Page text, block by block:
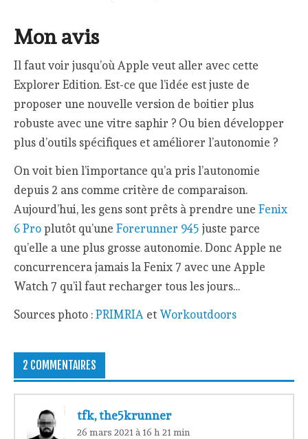
Mon avis
Il faut voir jusqu’où Apple veut aller avec cette
Explorer Edition. Est-ce que l’idée est juste de
proposer une nouvelle version de boitier plus
robuste avec une vitre saphir ? Ou bien développer
plus d’outils spécifiques et améliorer l’autonomie ?
On voit bien l’importance qu’a pris l’autonomie
depuis 2 ans comme critère de comparaison.
Aujourd’hui, les gens sont prêts à prendre uneFenix
6 Pro plutôt qu’uneForerunner 945 juste parce
qu’elle a une plus grosse autonomie. Donc Apple ne
concurrencera jamais la Fenix 7 avec une Apple
Watch 7 qu’il faut recharger tous les jours…
Sources photo :PRIMRIA et Workoutdoors
2 COMMENTAIRES
tfk, the5krunner
26 mars 2021 à 16 h 21 min